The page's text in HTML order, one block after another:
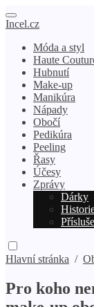
Incel.cz
Móda a styl
Haute
Hubnutí
Make-up
Manikúra
Nápady
Obočí
Pedikúra
Peeling
Řasy
Účesy
Zprávy
Dárky
Hlavní stránka /
Pro koho